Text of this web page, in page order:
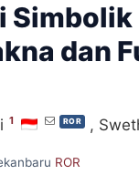
Simbolik
dan
1 ROR ,
ROR